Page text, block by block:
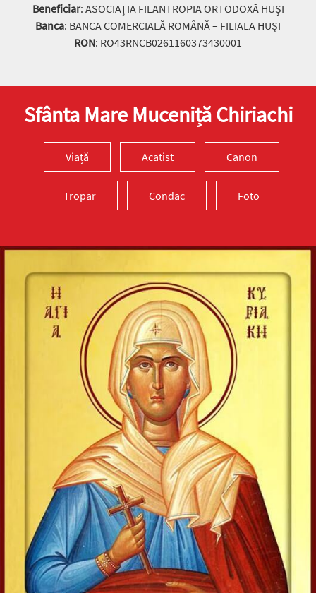
Beneficiar: ASOCIAȚIA FILANTROPIA ORTODOXĂ HUȘI
Banca: BANCA COMERCIALĂ ROMÂNĂ – FILIALA HUȘI
RON: RO43RNCB0261160373430001
Sfânta Mare Muceniță Chiriachi
Viață Acatist Canon
Tropar Condac Foto